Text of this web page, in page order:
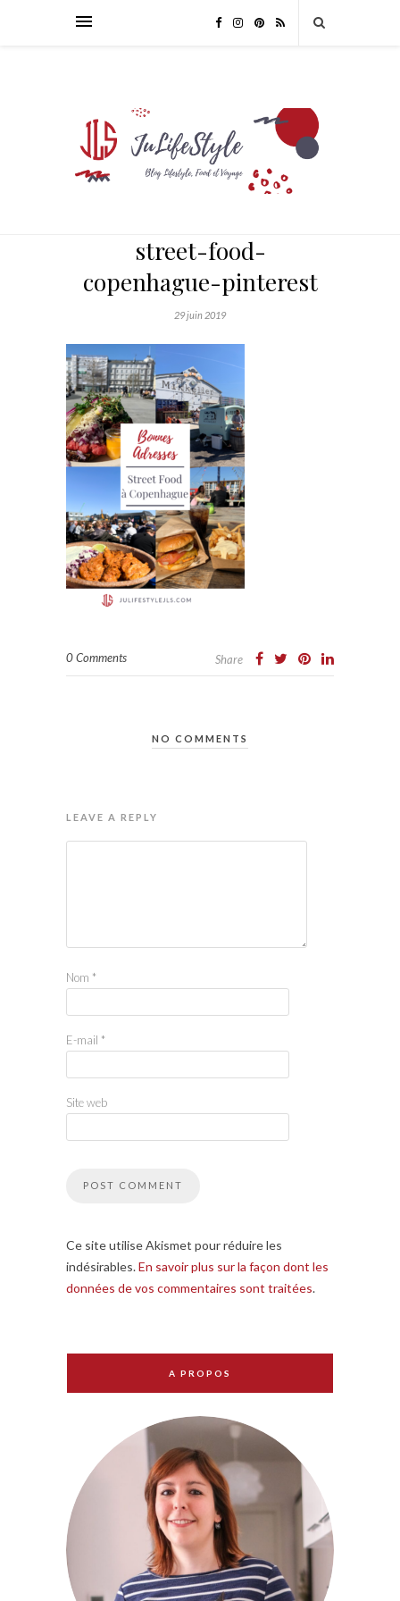
street-food-
copenhague-pinterest
29 juin 2019
0 Comments Share
NO COMMENTS
LEAVE A REPLY
Nom *
E-mail *
Site web
Ce site utilise Akismet pour réduire les
indésirables.En savoir plus sur la façon dont les
données de vos commentaires sont traitées.
A PROPOS